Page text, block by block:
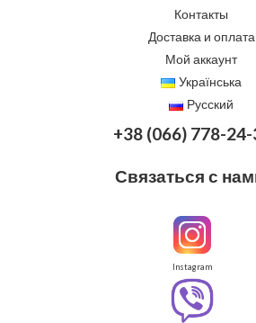
Контакты
Доставка и оплата
Мой аккаунт
Українська
Русский
+38 (066) 778-
Связаться с
Instagram